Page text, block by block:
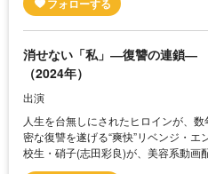
消せない「私」―復讐の連鎖―
（2024年）
出演
人生を台無しにされたヒロインが、
密な復讐を遂げる“爽快”リベンジ・
校生・硝子(志田彩良)が、美容系動画